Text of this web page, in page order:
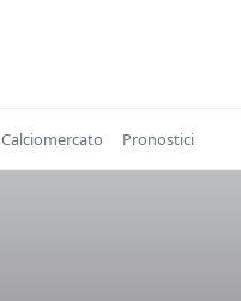
Calciomercato Pronostici